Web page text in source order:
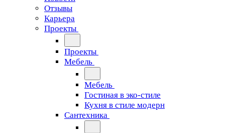
Отзывы
Карьера
Проекты
Проекты
Мебель
Мебель
Гостиная в эко-стиле
Кухня в стиле модерн
Сантехника